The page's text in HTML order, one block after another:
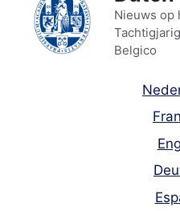
Nieuws op
Belgico